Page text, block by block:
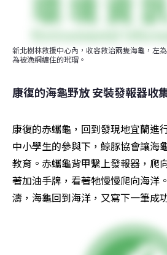
新北樹林救援中心內，收容救治兩隻海龜，左
為被漁網纏住的玳瑁。
康復的海龜野放 安裝發報器收
康復的赤蠵龜，回到發現地宜蘭進
中小學生的參與下，鯨豚協會讓海
教育。赤蠵龜背甲繫上發報器，爬
著加油手牌，看著牠慢慢爬向海洋
濤，海龜回到海洋，又寫下一筆成